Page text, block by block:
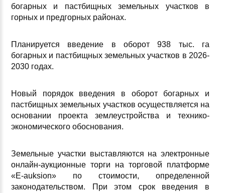
богарных и пастбищных земельных участков в
горных и предгорных районах.
Планируется введение в оборот 938 тыс. га
богарных и пастбищных земельных участков в 2026-
2030 годах.
Новый порядок введения в оборот богарных и
пастбищных земельных участков осуществляется на
основании проекта землеустройства и технико-
экономического обоснования.
Земельные участки выставляются на электронные
онлайн-аукционные торги на торговой платформе
«E-auksion» по стоимости, определенной
законодательством. При этом срок введения в